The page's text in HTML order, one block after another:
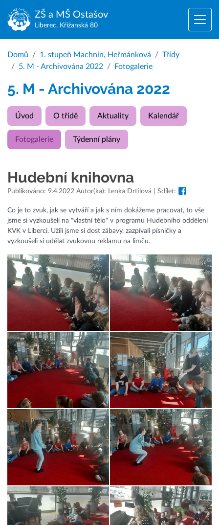
ZŠ a MŠ Ostašov
Liberec, Křižanská 80
Domů 1. stupeň Machnín, Heřmánková
Třídy
5. M - Archivována 2022
Fotogalerie
5. M - Archivována 2022
Úvod O třídě Aktuality Kalendář
Fotogalerie Týdenní plány
Hudební knihovna
Publikováno: 9.4.2022 Autor(ka): Lenka Drtilová | Sdílet:
Co je to zvuk, jak se vytváří a jak s ním dokážeme pracovat, to vše
jsme si vyzkoušeli na "vlastní tělo" v programu Hudebního oddělení
KVK v Liberci. Užili jsme si dost zábavy, zazpívali písničky a
vyzkoušeli si udělat zvukovou reklamu na limču.